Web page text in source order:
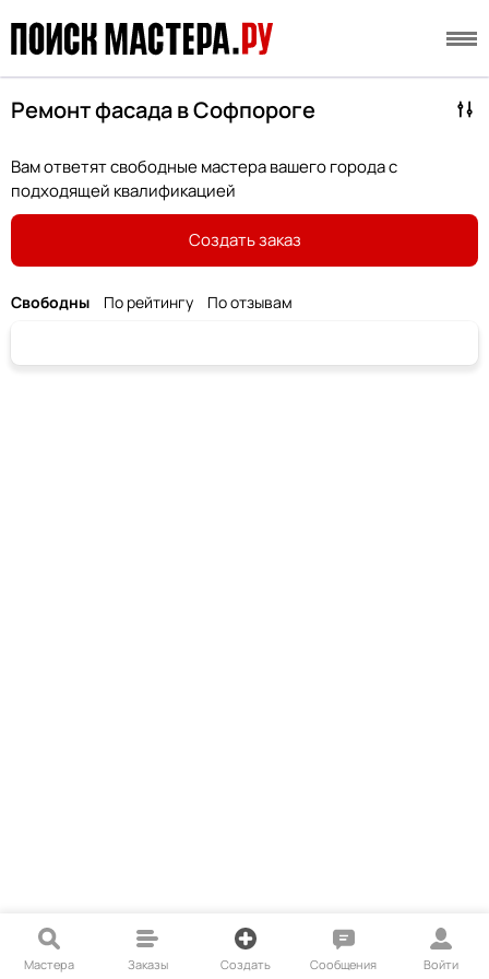
Ремонт фасада в Софпороге
Вам ответят свободные мастера вашего города с
подходящей квалификацией
Создать заказ
Свободны По рейтингу По отзывам
Мастера Заказы Создать Сообщения Войти